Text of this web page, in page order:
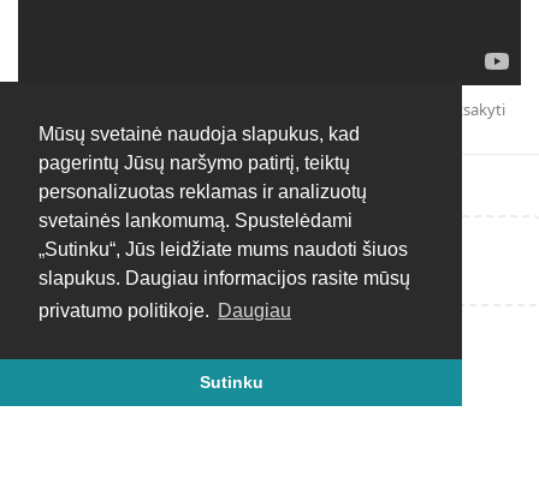
Mūsų svetainė naudoja slapukus, kad
pagerintų Jūsų naršymo patirtį, teiktų
personalizuotas reklamas ir analizuotų
svetainės lankomumą. Spustelėdami
„Sutinku“, Jūs leidžiate mums naudoti šiuos
slapukus. Daugiau informacijos rasite mūsų
privatumo politikoje. Daugiau
Sutinku
Atsakyti
Rašyti atsakymą...